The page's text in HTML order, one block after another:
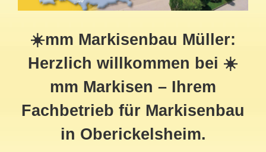
☀️mm Markisenbau Müller:
Herzlich willkommen bei ☀️
mm Markisen – Ihrem
Fachbetrieb für Markisenbau
in Oberickelsheim.